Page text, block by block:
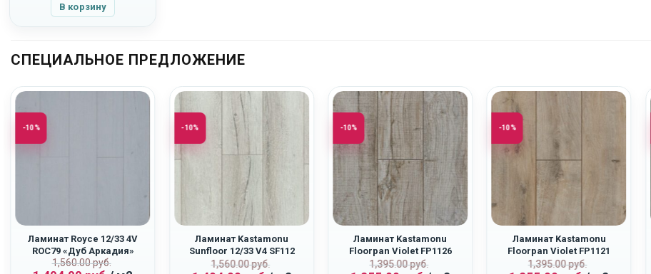
В корзину
СПЕЦИАЛЬНОЕ ПРЕДЛОЖЕНИЕ
-10%
Ламинат Royce 12/33 4V
ROC79 «Дуб Аркадия»
1,560.00руб.
Первоначальная
Текущая
-10%
Ламинат Kastamonu
Sunfloor 12/33 V4 SF112
«Дуб Ривьера»
1,560.00руб.
Первоначальная
Текущая
-10%
Ламинат Kastamonu
Floorpan Violet FP1126
“Дуб Орион”
1,395.00руб.
Первоначальная
Текущая
-10%
Ламинат Kastamonu
Floorpan Violet FP1121
“Дуб Восток”
1,395.00руб.
Первоначальная
Текущая